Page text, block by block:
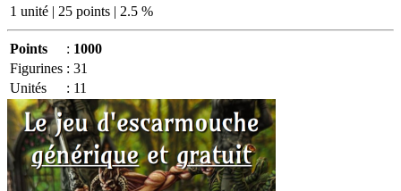
1 unité | 25 points | 2.5 %
Points : 1000
Figurines : 31
Unités
: 11